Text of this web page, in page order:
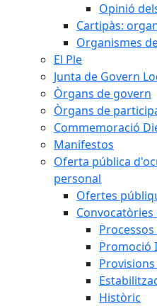
Opinió
Cartipàs:
Organismes
El Ple
Junta de Govern
Òrgans de govern
Òrgans de
Commemoració
Manifestos
Oferta pública
personal
Ofertes
Promoció
Històric